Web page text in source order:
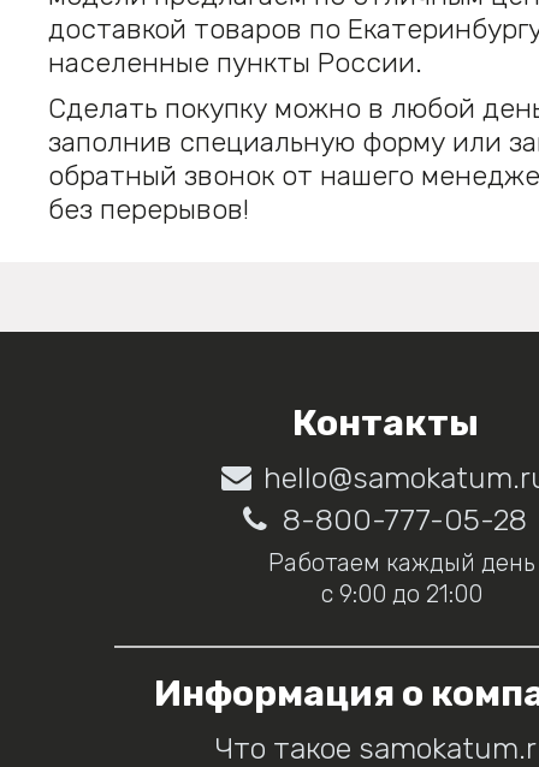
доставкой товаров по
населенные пункты России.
Сделать покупку можно в любой
заполнив специальную форму или
обратный звонок от нашего
без перерывов!
Контакты
8-800-777-05-28
Работаем каждый день
с 9:00 до 21:00
Информация о
Что такое